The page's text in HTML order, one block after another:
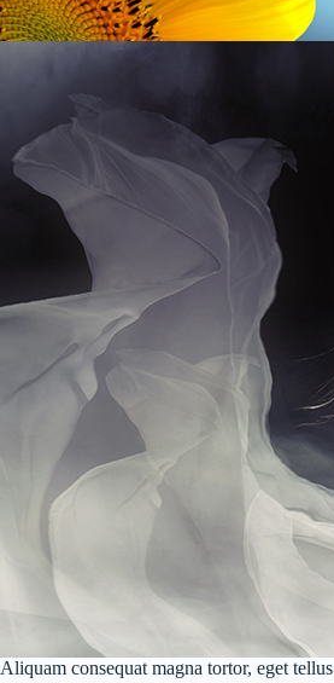
Aliquam consequat magna tortor, eget tellus